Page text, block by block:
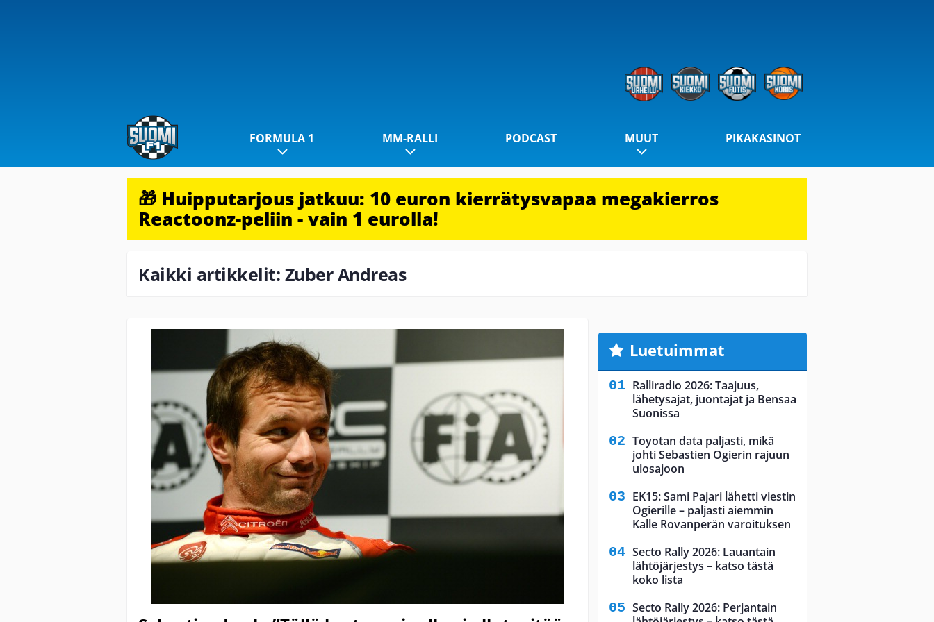
FORMULA 1 MM-RALLI PODCAST MUUT PIKAKASINOT
🎁 Huipputarjous jatkuu: 10 euron kierrätysvapaa megakierros
Reactoonz-peliin - vain 1 eurolla!
Kaikki artikkelit: Zuber Andreas
Luetuimmat
Ralliradio 2026: Taajuus,
lähetysajat, juontajat ja Bensaa
Suonissa
Toyotan data paljasti, mikä
johti Sebastien Ogierin rajuun
ulosajoon
EK15: Sami Pajari lähetti viestin
Ogierille – paljasti aiemmin
Kalle Rovanperän varoituksen
Secto Rally 2026: Lauantain
lähtöjärjestys – katso tästä
koko lista
Secto Rally 2026: Perjantain